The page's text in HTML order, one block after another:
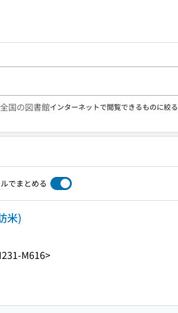
全国の図書館インターネットで閲覧できるものに絞る
でまとめる
米)
M616>